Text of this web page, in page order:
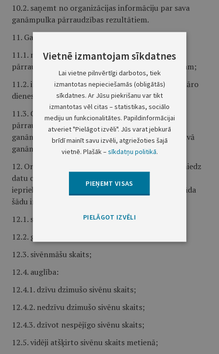
10.2. saņemt no organizācijas informāciju par sava
ganāmpulka pārraudzības rezultātiem.
11. Ganāmpulka īpašniekam ir šādi pienākumi:
11.1. nodrošināt pārraudzības datu pieejamību
pārraugam un Pārtikas un veterinārajam dienestam;
11.2. informēt datu centru un Pārtikas un veterināro
dienestu par pārkāpumiem pārraudzības darbā;
11.3. Civillikumā noteiktajā kārtībā vienoties ar
pārraugu par pārraudzības darba veikšanu, ja
ganāmpulka īpašnieks pats neveic pārraudzību savā
ganāmpulkā.
12. Organizācija katru gadu līdz 15.februārim iesniedz
datu centrā pārraudzības datu kopsavilkumu par
iepriekšējo pārraudzības gadu. Kopsavilkumā norāda
šādu informāciju:
12.1. saimniecības nosaukums;
12.2. ganāmpulka reģistrācijas numurs;
12.3. sivēnmāšu skaits;
12.4. auglība:
12.4.1. dzīvu dzimušo sivēnu skaits;
12.4.2. nedzīvu dzimušo sivēnu skaits;
12.4.3. dzīvot nespējīgo sivēnu skaits;
12.5. vidēji atšķirto sivēnu skaits metienā;
Vietnē izmantojam sīkdatnes
Lai vietne pilnvērtīgi darbotos, tiek
izmantotas nepieciešamās (obligātās)
sīkdatnes. Ar Jūsu piekrišanu var tikt
izmantotas vēl citas – statistikas, sociālo
mediju un funkcionalitātes. Papildinformācijai
atveriet "Pielāgot izvēli". Jūs varat jebkurā
brīdī mainīt savu izvēli, atgriežoties šajā
vietnē. Plašāk –sīkdatņu politikā.
PIEŅEMT VISAS
PIELĀGOT IZVĒLI